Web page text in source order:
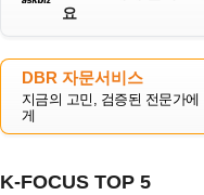
요
DBR 자문서비스
지금의 고민, 검증된 전문가에
게
K-FOCUS TOP 5